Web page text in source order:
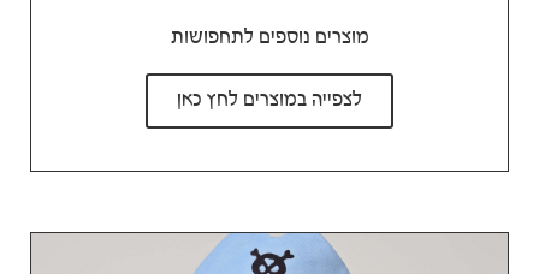
מוצרים נוספים לתחפושות
לצפייה במוצרים לחץ כאן